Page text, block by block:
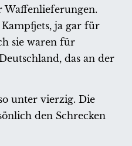
Waffenlieferungen.
ja gar für
sie waren für
das an der
unter vierzig. Die
den Schrecken